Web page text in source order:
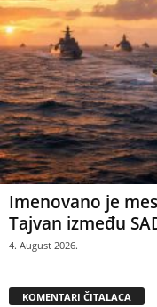
Imenovano je
Tajvan između
4. August 2026.
KOMENTARI ČITALACA